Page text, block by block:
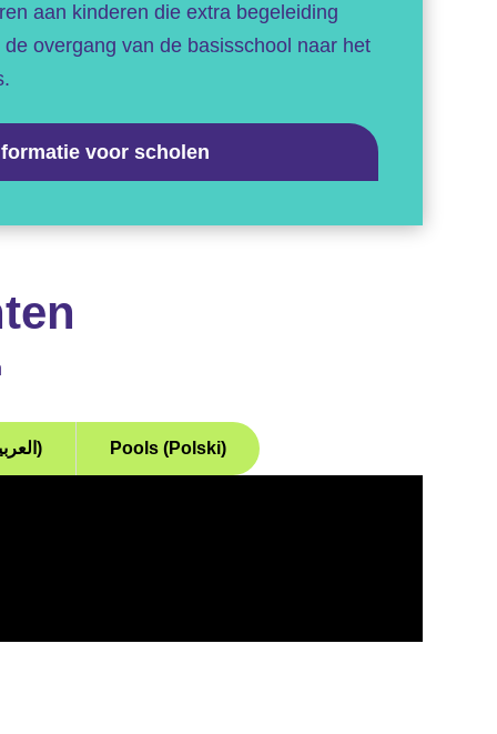
aan kinderen die extra begeleiding
overgang van de basisschool naar het
voor scholen
Arabisch (العربية) Pools (Polski)